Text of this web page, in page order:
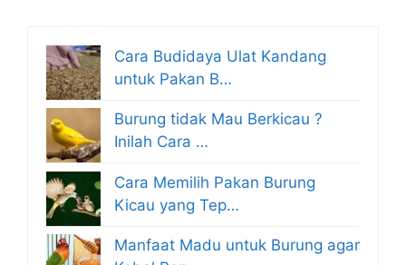
Cara Budidaya Ulat Kandang
untuk Pakan B…
Burung tidak Mau Berkicau ?
Inilah Cara …
Cara Memilih Pakan Burung
Kicau yang Tep…
Manfaat Madu untuk Burung agar